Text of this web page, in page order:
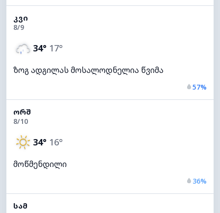
ᲙᲕᲘ
8/9
34° 17°
ზოგ ადგილას მოსალოდნელია წვიმა
57%
ᲝᲠᲨ
8/10
34° 16°
მოწმენდილი
36%
ᲡᲐᲛ